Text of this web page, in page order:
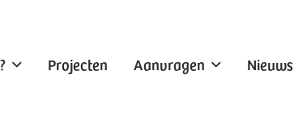
Projecten Aanvragen Nieuws